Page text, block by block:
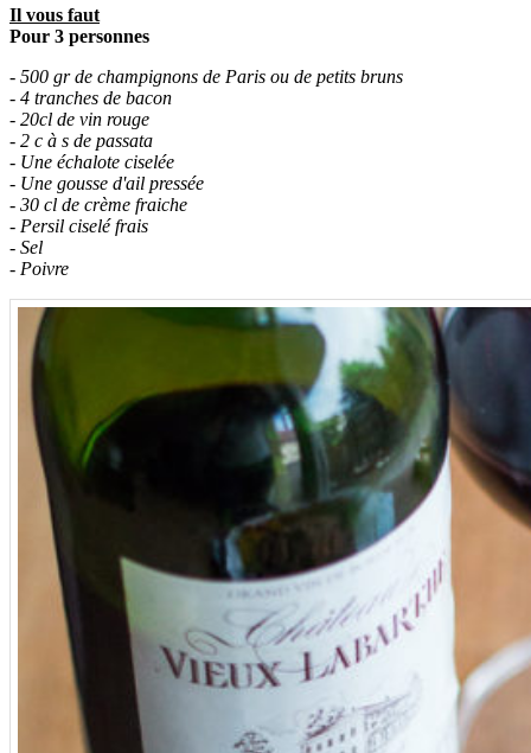
Il vous faut
Pour 3 personnes
- 500 gr de champignons de Paris ou de petits bruns
- 4 tranches de bacon
- 20cl de vin rouge
- 2 c à s de passata
- Une échalote ciselée
- Une gousse d'ail pressée
- 30 cl de crème fraiche
- Persil ciselé frais
- Sel
- Poivre